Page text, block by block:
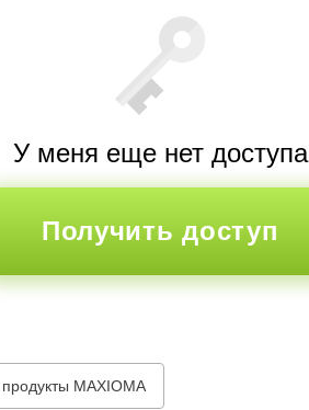
У меня еще нет доступа
Получить доступ
MAXIOMA